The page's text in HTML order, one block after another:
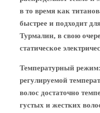
в то время как
быстрее и подходит
Турмалин, в свою
статическое
Температурный режим
регулируемой
волос достаточно
густых и жестких